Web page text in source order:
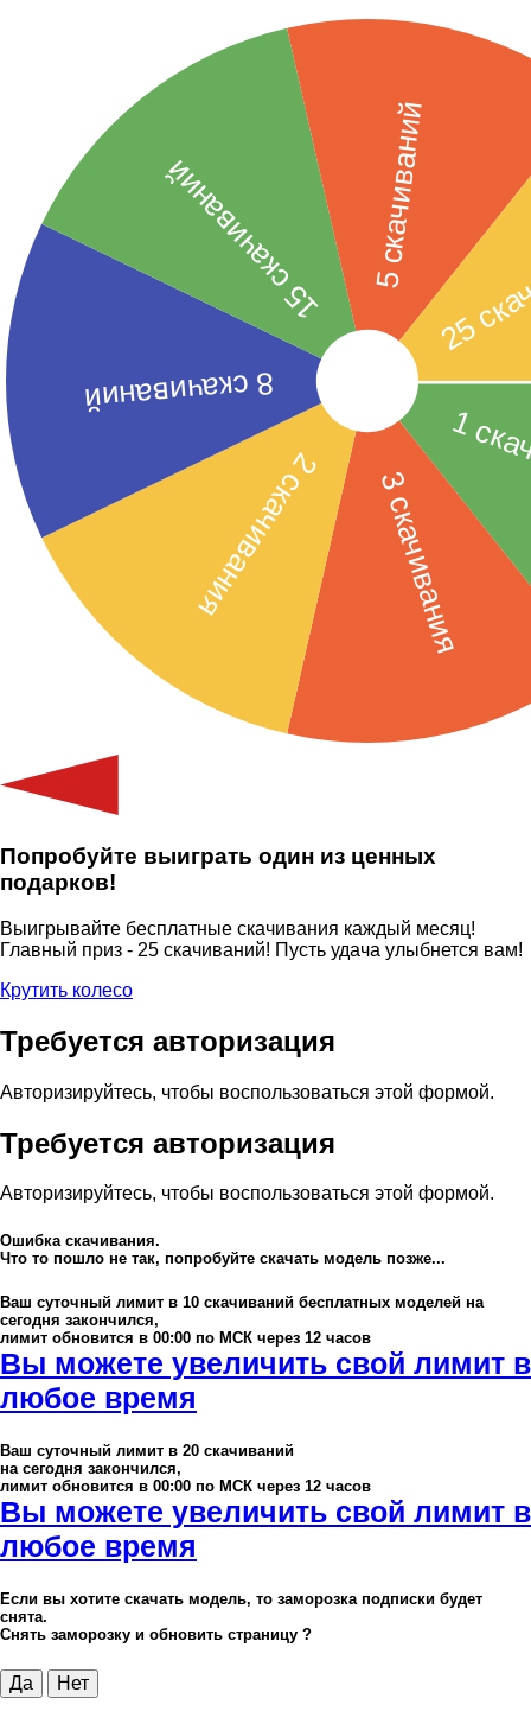
Попробуйте выиграть один из ценных
подарков!
Выигрывайте бесплатные скачивания каждый месяц!
Главный приз - 25 скачиваний! Пусть удача улыбнется вам!
Крутить колесо
Требуется авторизация
Авторизируйтесь, чтобы воспользоваться этой формой.
Требуется авторизация
Авторизируйтесь, чтобы воспользоваться этой формой.
Ошибка скачивания.
Что то пошло не так, попробуйте скачать модель позже...
Ваш суточный лимит в 10 скачиваний бесплатных моделей на
сегодня закончился,
лимит обновится в 00:00 по МСК через 12 часов
Вы можете увеличить свой лимит в
любое время
Ваш суточный лимит в 20 скачиваний
на сегодня закончился,
лимит обновится в 00:00 по МСК через 12 часов
Вы можете увеличить свой лимит в
любое время
Если вы хотите скачать модель, то заморозка подписки будет
снята.
Снять заморозку и обновить страницу ?
Да Нет